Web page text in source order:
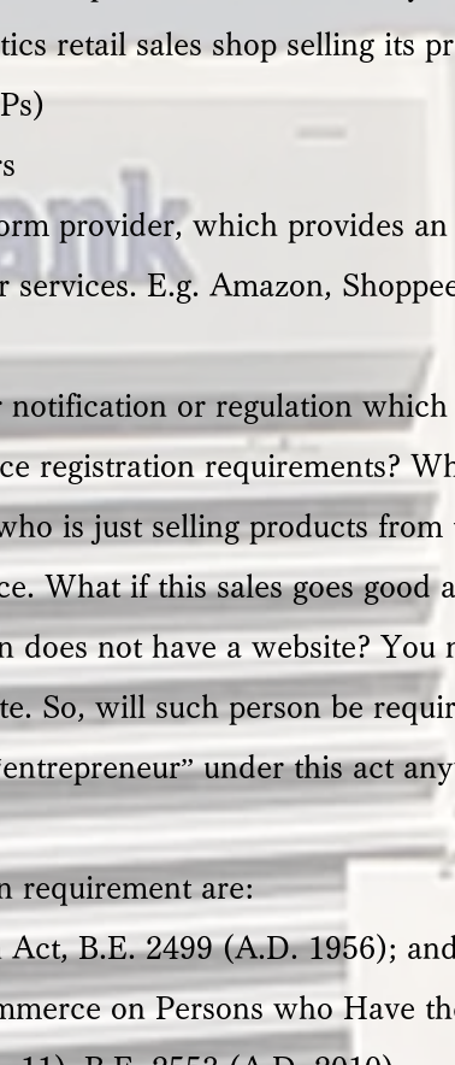
retail sales shop selling its
provider, which provides
services. E.g. Amazon,
or regulation which
registration requirements?
is just selling products
What if this sales goes good
does not have a website? You
So, will such person be
under this act
requirement are:
B.E. 2499 (A.D. 1956);
on Persons who Have